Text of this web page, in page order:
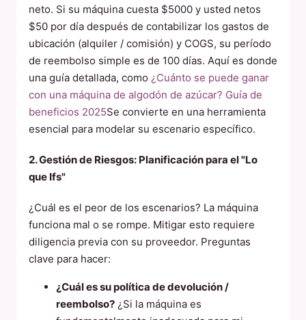
neto. Si su máquina cuesta $5000 y usted netos
$50 por día después de contabilizar los gastos de
ubicación (alquiler / comisión) y COGS, su período
de reembolso simple es de 100 días. Aquí es donde
una guía detallada, como ¿Cuánto se puede ganar
con una máquina de algodón de azúcar? Guía de
beneficios 2025Se convierte en una herramienta
esencial para modelar su escenario específico.
2. Gestión de Riesgos: Planificación para el "Lo
que Ifs"
¿Cuál es el peor de los escenarios? La máquina
funciona mal o se rompe. Mitigar esto requiere
diligencia previa con su proveedor. Preguntas
clave para hacer:
¿Cuál es su política de devolución /
reembolso? ¿Si la máquina es